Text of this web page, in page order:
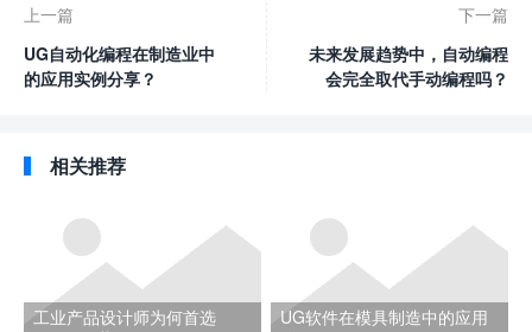
上一篇
UG自动化编程在制造业中
的应用实例分享？
下一篇
未来发展趋势中，自动编程
会完全取代手动编程吗？
相关推荐
工业产品设计师为何首选
UG软件在模具制造中的应用